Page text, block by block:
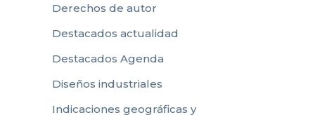
Derechos de autor
Destacados actualidad
Destacados Agenda
Diseños industriales
Indicaciones geográficas y